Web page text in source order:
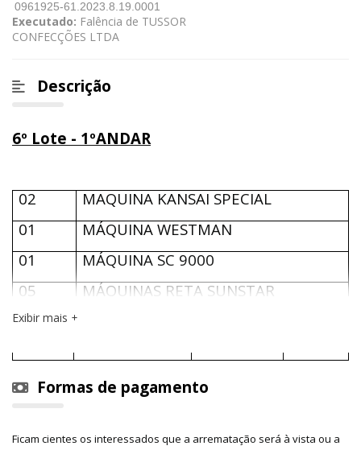
Executado: Falência de TUSSOR
CONFECÇÕES LTDA
Descrição
6º Lote - 1ºANDAR
02
MAQUINA KANSAI SPECIAL
01
MÁQUINA WESTMAN
01
MÁQUINA SC 9000
05
MÁQUINAS RETA SUNSTAR
VALOR TOTAL DO 6º LOTE - R$32.000,00
Exibir mais
Formas de pagamento
Ficam cientes os interessados que a arrematação será à vista ou a